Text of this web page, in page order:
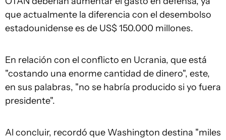
que actualmente la diferencia con el desembolso
estadounidense es de US$ 150.000 millones.
En relación con el conflicto en Ucrania, que está
"costando una enorme cantidad de dinero", este,
en sus palabras, "no se habría producido si yo fuera
presidente".
Al concluir, recordó que Washington destina "miles